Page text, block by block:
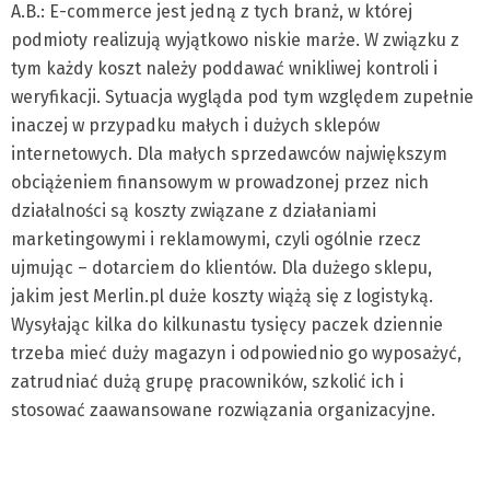
A.B.: E-commerce jest jedną z tych branż, w której
podmioty realizują wyjątkowo niskie marże. W związku z
tym każdy koszt należy poddawać wnikliwej kontroli i
weryfikacji. Sytuacja wygląda pod tym względem zupełnie
inaczej w przypadku małych i dużych sklepów
internetowych. Dla małych sprzedawców największym
obciążeniem finansowym w prowadzonej przez nich
działalności są koszty związane z działaniami
marketingowymi i reklamowymi, czyli ogólnie rzecz
ujmując – dotarciem do klientów. Dla dużego sklepu,
jakim jest Merlin.pl duże koszty wiążą się z logistyką.
Wysyłając kilka do kilkunastu tysięcy paczek dziennie
trzeba mieć duży magazyn i odpowiednio go wyposażyć,
zatrudniać dużą grupę pracowników, szkolić ich i
stosować zaawansowane rozwiązania organizacyjne.